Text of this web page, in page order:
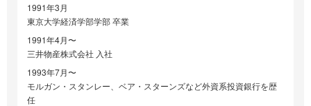
1991年3月
東京大学経済学部学部 卒業
1991年4月〜
三井物産株式会社 入社
1993年7月〜
モルガン・スタンレー、ベア・スターンズなど外資系投資銀行を歴
任